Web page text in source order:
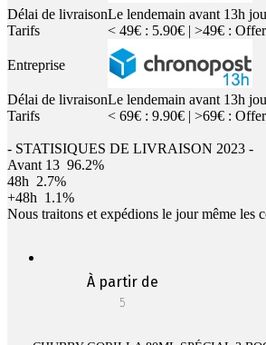
Délai de livraisonLe lendemain avant 13h
Tarifs
< 49€ : 5.90€ | >49€ :
Entreprise
Délai de livraisonLe lendemain avant 13h
Tarifs
< 69€ : 9.90€ | >69€ :
- STATISIQUES DE LIVRAISON 2023 -
Avant 13 96.2%
48h 2.7%
+48h 1.1%
Nous traitons et expédions le jour même les
À partir de
5